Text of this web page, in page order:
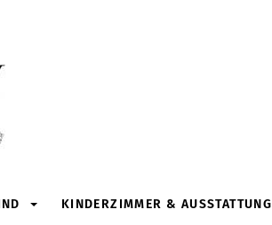
KINDERZIMMER & AUSSTATTUNG